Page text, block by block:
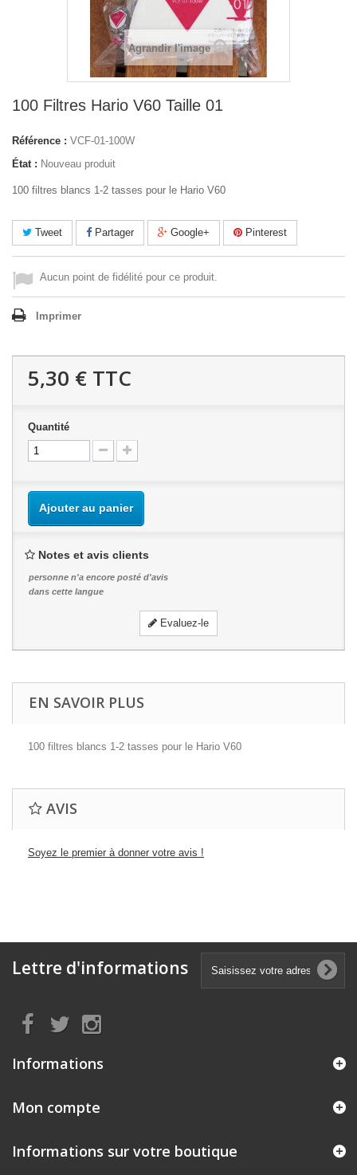
Agrandir l'image
100 Filtres Hario V60 Taille 01
Référence : VCF-01-100W
État : Nouveau produit
100 filtres blancs 1-2 tasses pour le Hario V60
Tweet Partager Google+ Pinterest
Aucun point de fidélité pour ce produit.
Imprimer
5,30 € TTC
Quantité
Ajouter au panier
Notes et avis clients
personne n'a encore posté d'avis
dans cette langue
Evaluez-le
EN SAVOIR PLUS
100 filtres blancs 1-2 tasses pour le Hario V60
AVIS
Soyez le premier à donner votre avis !
Lettre d'informations
Informations
Mon compte
Informations sur votre boutique